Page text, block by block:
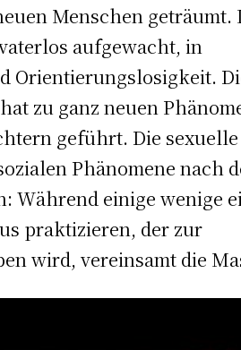
Menschen geträumt.
aufgewacht, in
Orientierungslosigkeit.
zu ganz neuen
geführt. Die sexuelle
Phänomene nach
Während einige wenige
praktizieren, der zur
wird, vereinsamt die